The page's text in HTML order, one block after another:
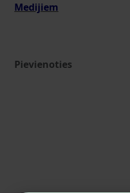
Medijiem
Pievienoties